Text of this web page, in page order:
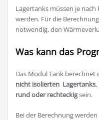
Lagertanks müssen je
werden. Für die
notwendig, den
Was kann das
Das Modul Tank
nicht isolierten Lagertanks
rund oder rechteckigsein.
Bei der Berechnung